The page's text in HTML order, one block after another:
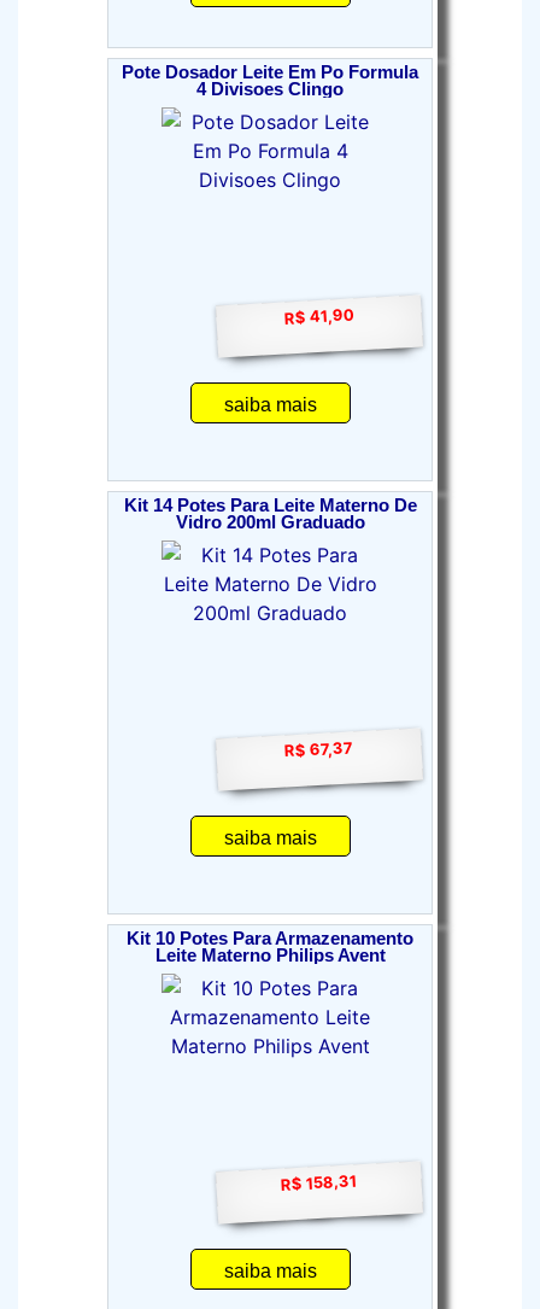
Pote Dosador Leite Em Po Formula
4 Divisoes Clingo
R$ 41,90
saiba mais
Kit 14 Potes Para Leite Materno De
Vidro 200ml Graduado
R$ 67,37
saiba mais
Kit 10 Potes Para Armazenamento
Leite Materno Philips Avent
R$ 158,31
saiba mais